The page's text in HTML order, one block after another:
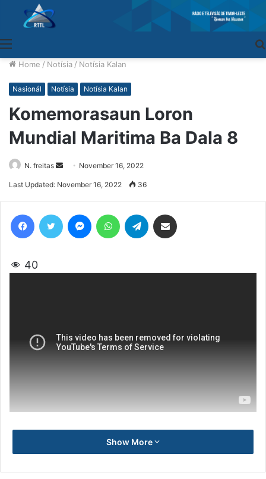
Home / Notísia / Notísia Kalan
Nasionál Notísia Notísia Kalan
Komemorasaun Loron
Mundial Maritima Ba Dala 8
N. freitas
SendNovember 16, 2022
Last Updated: November 16, 2022 36
40
Show More